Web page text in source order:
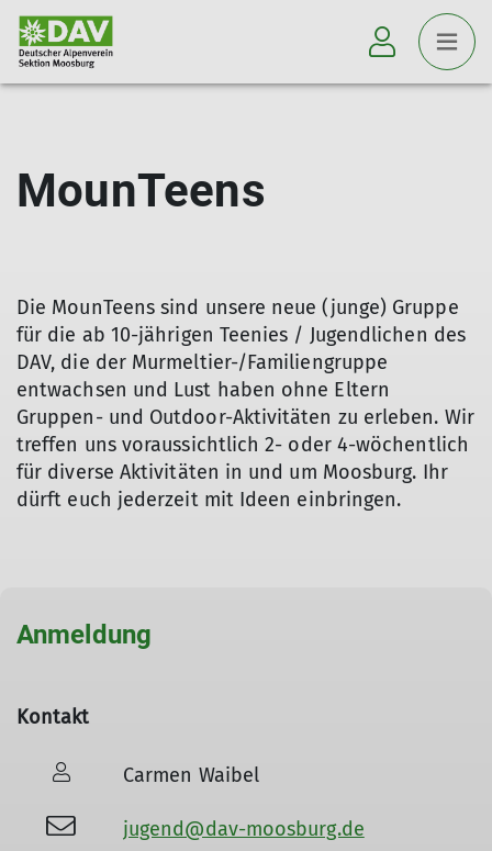
MounTeens
Die MounTeens sind unsere neue (junge) Gruppe
für die ab 10-jährigen Teenies / Jugendlichen des
DAV, die der Murmeltier-/Familiengruppe
entwachsen und Lust haben ohne Eltern
Gruppen- und Outdoor-Aktivitäten zu erleben. Wir
treffen uns voraussichtlich 2- oder 4-wöchentlich
für diverse Aktivitäten in und um Moosburg. Ihr
dürft euch jederzeit mit Ideen einbringen.
Anmeldung
Kontakt
Carmen Waibel
jugend@dav-moosburg.de